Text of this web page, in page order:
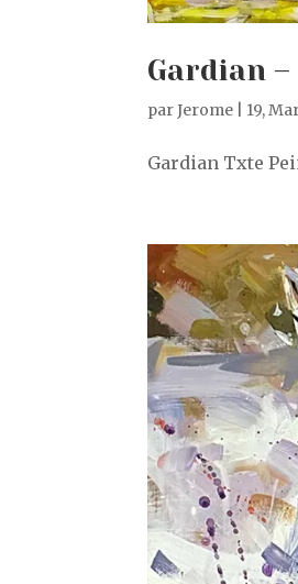
Gardian –
parJerome 19,
Gardian Txte